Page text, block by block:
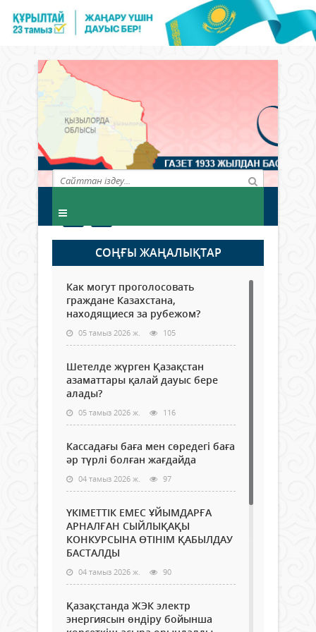
СОҢҒЫ ЖАҢАЛЫҚТАР
Как могут проголосовать
граждане Казахстана,
находящиеся за рубежом?
05 тамыз 2026 ж. 105
Шетелде жүрген Қазақстан
азаматтары қалай дауыс бере
алады?
05 тамыз 2026 ж. 116
Кассадағы баға мен сөредегі баға
әр түрлі болған жағдайда
04 тамыз 2026 ж. 97
ҮКІМЕТТІК ЕМЕС ҰЙЫМДАРҒА
АРНАЛҒАН СЫЙЛЫҚАҚЫ
КОНКУРСЫНА ӨТІНІМ ҚАБЫЛДАУ
БАСТАЛДЫ
04 тамыз 2026 ж. 90
Қазақстанда ЖЭК электр
энергиясын өндіру бойынша